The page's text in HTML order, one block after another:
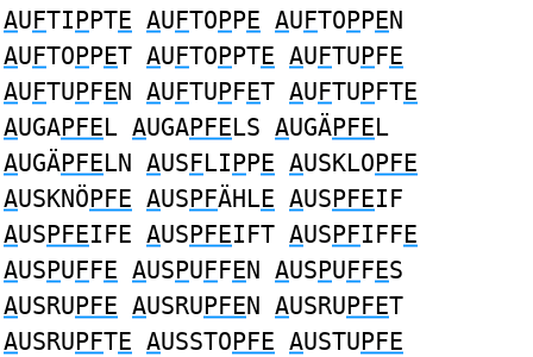
AUFTIPPTE AUFTOPPE AUFTOPPEN
AUFTOPPET AUFTOPPTE AUFTUPFE
AUFTUPFEN AUFTUPFET AUFTUPFTE
AUGAPFEL AUGAPFELS AUGÄPFEL
AUGÄPFELN AUSFLIPPE AUSKLOPFE
AUSKNÖPFE AUSPFÄHLE AUSPFEIF
AUSPFEIFE AUSPFEIFT AUSPFIFFE
AUSPUFFE AUSPUFFEN AUSPUFFES
AUSRUPFE AUSRUPFEN AUSRUPFET
AUSRUPFTE AUSSTOPFE AUSTUPFE